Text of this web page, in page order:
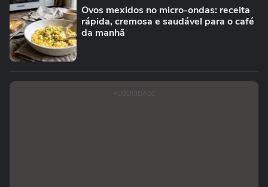
Ovos mexidos no micro-ondas: receita
rápida, cremosa e saudável para o café
da manhã
PUBLICIDADE